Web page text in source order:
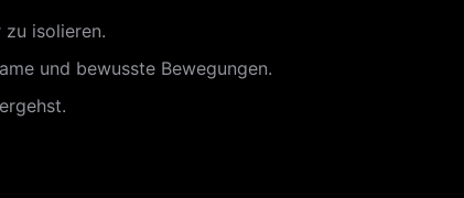
zu isolieren.
und bewusste Bewegungen.